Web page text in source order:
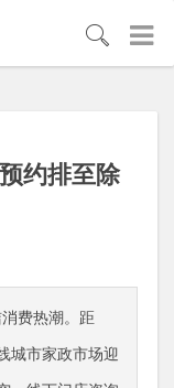
约排至除
费热潮。距
城市家政市场迎